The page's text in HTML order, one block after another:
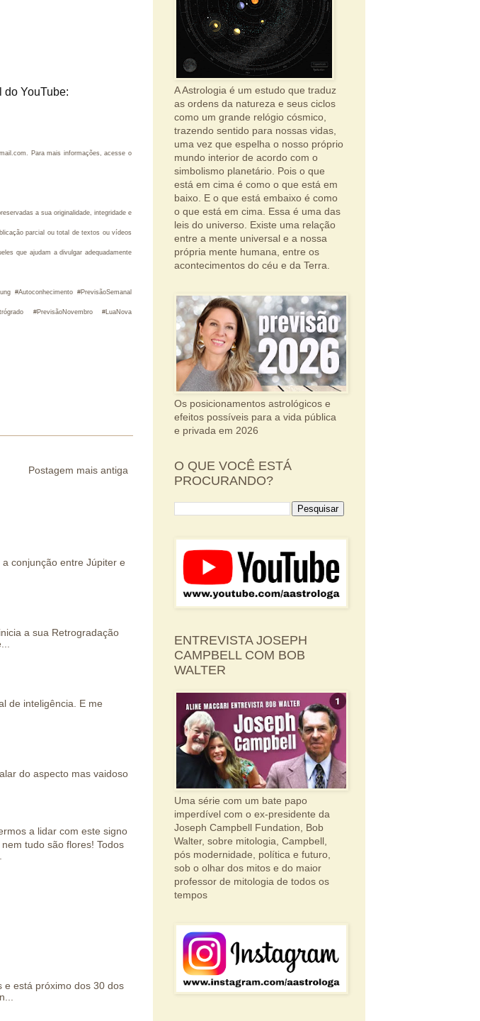
do YouTube:
Para mais informações, acesse o
a sua originalidade, integridade e
parcial ou total de textos ou vídeos
que ajudam a divulgar adequadamente
#Autoconhecimento #PrevisãoSemanal
#PrevisãoNovembro #LuaNova
Postagem mais antiga
conjunção entre Júpiter e
a sua Retrogradação
de inteligência. E me
do aspecto mas vaidoso
a lidar com este signo
tudo são flores! Todos
e está próximo dos 30 dos
A Astrologia é um estudo que traduz
as ordens da natureza e seus ciclos
como um grande relógio cósmico,
trazendo sentido para nossas vidas,
uma vez que espelha o nosso próprio
mundo interior de acordo com o
simbolismo planetário. Pois o que
está em cima é como o que está em
baixo. E o que está embaixo é como
o que está em cima. Essa é uma das
leis do universo. Existe uma relação
entre a mente universal e a nossa
própria mente humana, entre os
acontecimentos do céu e da Terra.
Os posicionamentos astrológicos e
efeitos possíveis para a vida pública
e privada em 2026
O QUE VOCÊ ESTÁ
PROCURANDO?
ENTREVISTA JOSEPH
CAMPBELL COM BOB
WALTER
Uma série com um bate papo
imperdível com o ex-presidente da
Joseph Campbell Fundation, Bob
Walter, sobre mitologia, Campbell,
pós modernidade, política e futuro,
sob o olhar dos mitos e do maior
professor de mitologia de todos os
tempos